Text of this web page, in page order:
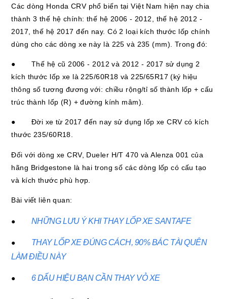
Các dòng Honda CRV phổ biến tại Việt Nam hiện nay chia
thành 3 thế hệ chính: thế hệ 2006 - 2012, thế hệ 2012 -
2017, thế hệ 2017 đến nay. Có 2 loại kích thước lốp chính
dùng cho các dòng xe này là 225 và 235 (mm). Trong đó:
● Thế hệ cũ 2006 - 2012 và 2012 - 2017 sử dụng 2
kích thước lốp xe là 225/60R18 và 225/65R17 (ký hiệu
thông số tương đương với: chiều rộng/tỉ số thành lốp + cấu
trúc thành lốp (R) + đường kính mâm).
● Đời xe từ 2017 đến nay sử dụng lốp xe CRV có kích
thước 235/60R18.
Đối với dòng xe CRV, Dueler H/T 470 và Alenza 001 của
hãng Bridgestone là hai trong số các dòng lốp có cấu tạo
và kích thước phù hợp.
Bài viết liên quan:
● NHỮNG LƯU Ý KHI THAY LỐP XE SANTAFE
● THAY LỐP XE ĐÚNG CÁCH, 90% BÁC TÀI QUÊN
LÀM ĐIỀU NÀY
● 6 DẤU HIỆU BẠN CẦN THAY VỎ XE